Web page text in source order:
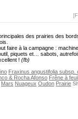
des prairies des
faire à la campagne :
piquets et… sabots,
! (fb)
Fraxinus angustifolia subsp.
& Rocha Afonso Frêne à
Mars Nuageux Oudon Prairie